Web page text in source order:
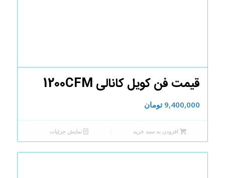
قیمت فن کویل کانالی 1200CFM
9,400,000 تومان
افزودن به سبد خرید نمایش جزئیات